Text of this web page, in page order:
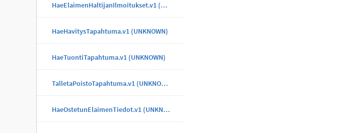
HaeElaimenHaltijanIlmoitukset.v1 (UNKNOWN)
HaeHavitysTapahtuma.v1 (UNKNOWN)
HaeTuontiTapahtuma.v1 (UNKNOWN)
TalletaPoistoTapahtuma.v1 (UNKNOWN)
HaeOstetunElaimenTiedot.v1 (UNKNOWN)